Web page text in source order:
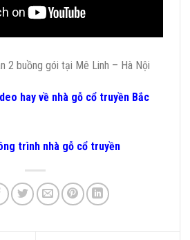
2 buồng gói tại Mê Linh – Hà Nội
hay về nhà gỗ cổ truyền Bắc
trình nhà gỗ cổ truyền